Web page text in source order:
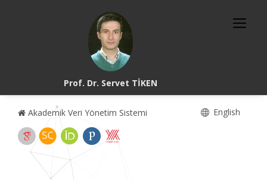
Prof. Dr. Servet TİKEN
Akademik Veri Yönetim Sistemi English